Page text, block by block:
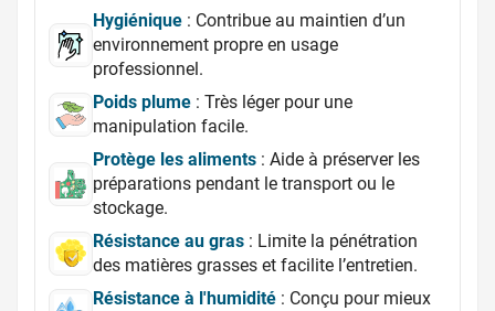
Hygiénique : Contribue au maintien d’un
environnement propre en usage
professionnel.
Poids plume : Très léger pour une
manipulation facile.
Protège les aliments : Aide à préserver les
préparations pendant le transport ou le
stockage.
Résistance au gras : Limite la pénétration
des matières grasses et facilite l’entretien.
Résistance à l'humidité : Conçu pour mieux